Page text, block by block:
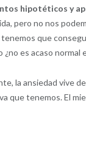
hipotéticos y
pero no nos
que
es acaso normal
la ansiedad vive
que tenemos. El